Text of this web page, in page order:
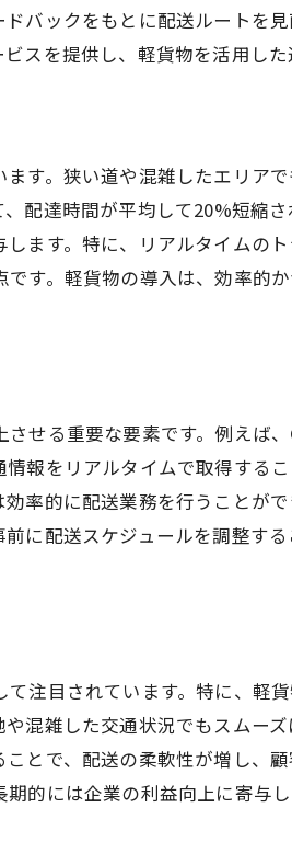
バックをもとに配送ルートを
スを提供し、軽貨物を活用し
す。狭い道や混雑したエリア
配達時間が平均して20%短縮
ます。特に、リアルタイムの
す。軽貨物の導入は、効率的
せる重要な要素です。例えば
報をリアルタイムで取得する
率的に配送業務を行うことが
に配送スケジュールを調整す
注目されています。特に、軽
混雑した交通状況でもスムー
とで、配送の柔軟性が増し、
的には企業の利益向上に寄与し